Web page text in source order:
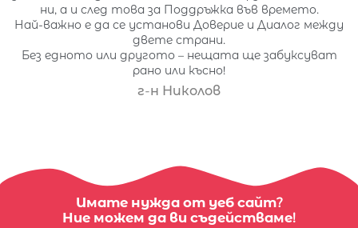
ни, а и след това за Поддръжка във времето.
Най-важно е да се установи Доверие и Диалог между
двете страни.
Без едното или другото – нещата ще забуксуват
рано или късно!
г-н Николов
Имате нужда от уеб сайт?
Ние можем да ви съдействаме!